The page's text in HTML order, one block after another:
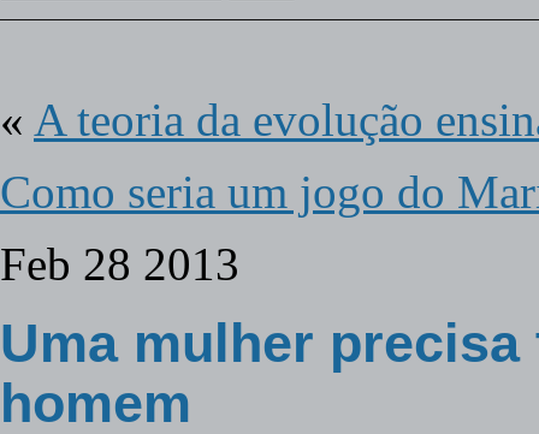
« A teoria da evolução
Como seria um jogo do
Feb 28 2013
Uma mulher
homem